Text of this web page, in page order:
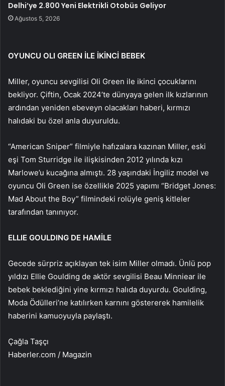
Delhi’ye 2.800 Yeni Elektrikli Otobüs Geliyor
Ağustos 5, 2026
OYUNCU OLI GREEN İLE İKİNCİ BEBEK
Miller, oyuncu sevgilisi Oli Green ile ikinci çocuklarını
bekliyor. Çiftin, Ocak 2024’te dünyaya gelen ilk kızlarının
ardından yeniden ebeveyn olacakları haberi, kırmızı
halıdaki bu özel anla duyuruldu.
“American Sniper” filmiyle hafızalara kazınan Miller, eski
eşi Tom Sturridge ile ilişkisinden 2012 yılında kızı
Marlowe’u kucağına almıştı. 28 yaşındaki İngiliz model ve
oyuncu Oli Green ise özellikle 2025 yapımı “Bridget Jones:
Mad About the Boy” filmindeki rolüyle geniş kitleler
tarafından tanınıyor.
ELLIE GOULDING DE HAMİLE
Gecede sürpriz açıklayan tek isim Miller olmadı. Ünlü pop
yıldızı Ellie Goulding de aktör sevgilisi Beau Minniear ile
bebek beklediğini yine kırmızı halıda duyurdu. Goulding,
Moda Ödülleri’ne katılırken karnını göstererek hamilelik
haberini kamuoyuyla paylaştı.
Çağla Taşçı
Haberler.com / Magazin